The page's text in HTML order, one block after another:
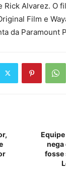
Rick Alvarez. O
Film e
da Paramount
nega
fosse